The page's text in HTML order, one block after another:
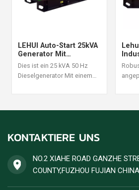
LEHUI Auto-Start 25kVA
Generator Mit
Fernüberwachung
Dies ist ein 25 kVA 50 Hz
Dieselgenerator Mit einem
eignet sich für Szenarien mit
hohe Kraftstoffeffizienz.
Dieselgeneratoren werden
angenommen.
KONTAKTIERE UNS
NO.2 XIAHE ROAD GANZHE
COUNTY,FUZHOU FUJIAN CHINA